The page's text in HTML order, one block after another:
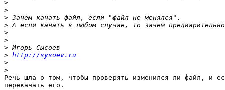
>
>
>
>
>
>
>
> http://sysoev.ru
>
>
Речь шла о том, чтобы проверять изменился ли файл, и
перекачать его.